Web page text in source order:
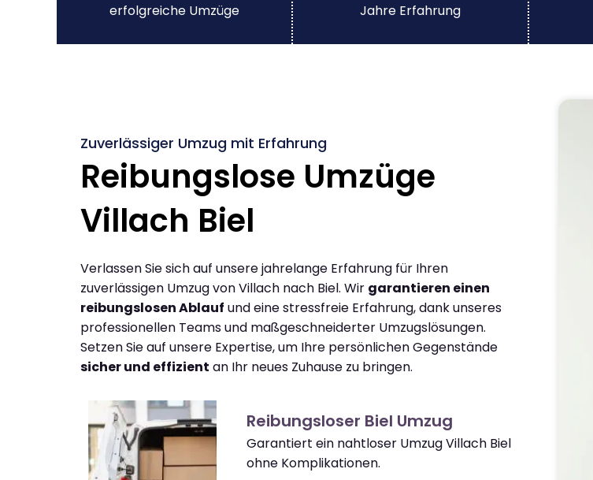
erfolgreiche Umzüge Jahre Erfahrung
Zuverlässiger Umzug mit Erfahrung
Reibungslose Umzüge
Villach Biel
Verlassen Sie sich auf unsere jahrelange Erfahrung für Ihren
zuverlässigen Umzug von Villach nach Biel. Wir garantieren einen
reibungslosen Ablauf und eine stressfreie Erfahrung, dank unseres
professionellen Teams und maßgeschneiderter Umzugslösungen.
Setzen Sie auf unsere Expertise, um Ihre persönlichen Gegenstände
sicher und effizient an Ihr neues Zuhause zu bringen.
Reibungsloser Biel Umzug
Garantiert ein nahtloser Umzug Villach Biel
ohne Komplikationen.